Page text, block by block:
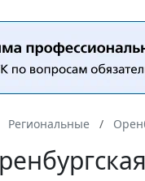
Региональные